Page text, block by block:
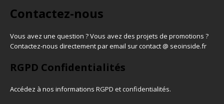
Contactez-nous
Vous avez une question ? Vous avez des projets de promotions ?
Contactez-nous directement par email sur contact @ seoinside.fr
RGPD Confidentialités
Accédez à nos informations RGPD et confidentialités.